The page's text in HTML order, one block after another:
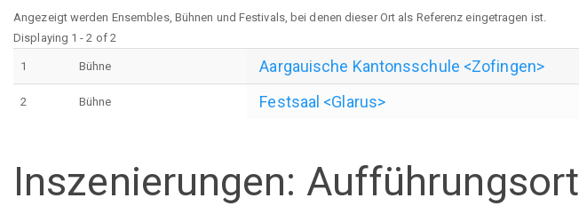
Angezeigt werden Ensembles, Bühnen und Festivals, bei denen dieser Ort als Referenz eingetragen ist.
Displaying 1 - 2 of 2
1 Bühne Aargauische Kantonsschule <Zofingen>
2 Bühne Festsaal <Glarus>
Inszenierungen: Aufführungsort